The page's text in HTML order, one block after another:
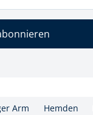
Arm Hemden